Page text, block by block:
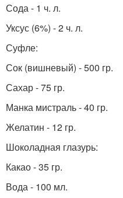
Сода - 1 ч. л.
Уксус (6%) - 2 ч. л.
Суфле:
Сок (вишневый) - 500 гр.
Сахар - 75 гр.
Манка мистраль - 40 гр.
Желатин - 12 гр.
Шоколадная глазурь:
Какао - 35 гр.
Вода - 100 мл.